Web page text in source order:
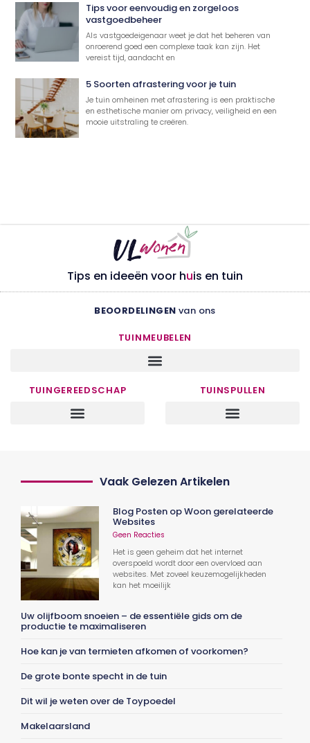
Tips voor eenvoudig en zorgeloos
vastgoedbeheer
Als vastgoedeigenaar weet je dat het beheren van
onroerend goed een complexe taak kan zijn. Het
vereist tijd, aandacht en
5 Soorten afrastering voor je tuin
Je tuin omheinen met afrastering is een praktische
en esthetische manier om privacy, veiligheid en een
mooie uitstraling te creëren.
Tips en ideeën voor huis en tuin
BEOORDELINGEN van ons
TUINMEUBELEN
TUINGEREEDSCHAP TUINSPULLEN
Vaak Gelezen Artikelen
Blog Posten op Woon gerelateerde
Websites
Geen Reacties
Het is geen geheim dat het internet
overspoeld wordt door een overvloed aan
websites. Met zoveel keuzemogelijkheden
kan het moeilijk
Uw olijfboom snoeien – de essentiële gids om de
productie te maximaliseren
Hoe kan je van termieten afkomen of voorkomen?
De grote bonte specht in de tuin
Dit wil je weten over de Toypoedel
Makelaarsland